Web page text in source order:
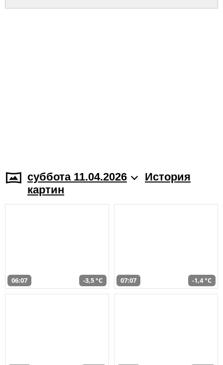
суббота 11.04.2026
История
картин
06:07 -3,5 °C 07:07 -1,4 °C